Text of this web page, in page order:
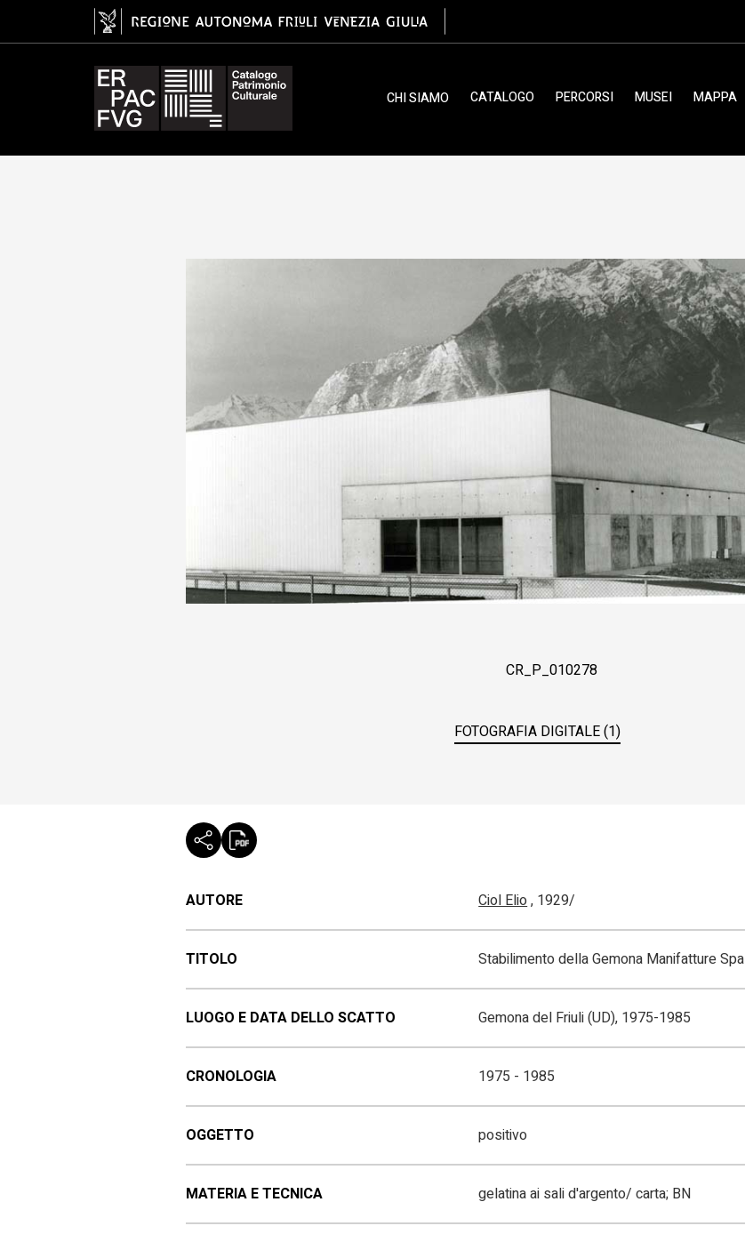
gelatina ai sali d'argento/ carta, Ciol Elio
CHI SIAMO CATALOGO PERCORSI MUSEI MAPPA
CR_P_010278
FOTOGRAFIA DIGITALE (1)
AUTORE Ciol Elio, 1929/
TITOLO Stabilimento della Gemona Manifatture Spa
LUOGO E DATA DELLO SCATTO Gemona del Friuli (UD), 1975-1985
CRONOLOGIA 1975 - 1985
OGGETTO positivo
MATERIA E TECNICA gelatina ai sali d'argento/ carta; BN